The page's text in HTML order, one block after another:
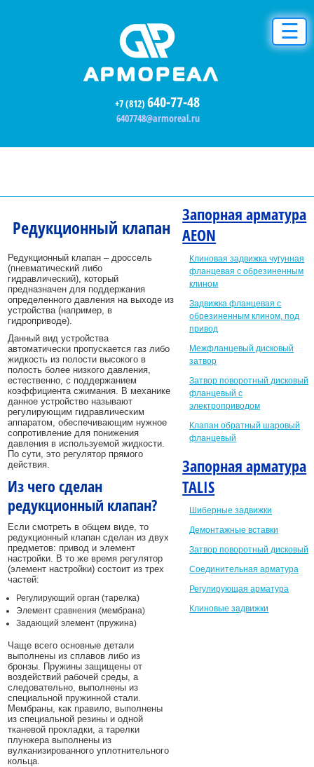
☰
+7 (812) 640-77-48
6407748@armoreal.ru
Редукционный клапан
Редукционный клапан – дроссель
(пневматический либо
гидравлический), который
предназначен для поддержания
определенного давления на выходе из
устройства (например, в
гидроприводе).
Данный вид устройства
автоматически пропускается газ либо
жидкость из полости высокого в
полость более низкого давления,
естественно, с поддержанием
коэффициента сжимания. В механике
данное устройство называют
регулирующим гидравлическим
аппаратом, обеспечивающим нужное
сопротивление для понижения
давления в используемой жидкости.
По сути, это регулятор прямого
действия.
Из чего сделан
редукционный клапан?
Если смотреть в общем виде, то
редукционный клапан сделан из двух
предметов: привод и элемент
настройки. В то же время регулятор
(элемент настройки) состоит из трех
частей:
Регулирующий орган (тарелка)
Элемент сравнения (мембрана)
Задающий элемент (пружина)
Чаще всего основные детали
выполнены из сплавов либо из
бронзы. Пружины защищены от
воздействий рабочей среды, а
следовательно, выполнены из
специальной пружинной стали.
Мембраны, как правило, выполнены
из специальной резины и одной
тканевой прокладки, а тарелки
плунжера выполнены из
вулканизированного уплотнительного
кольца.
Запорная арматура
AEON
Клиновая задвижка чугунная
фланцевая с обрезиненным
клином
Задвижка фланцевая с
обрезиненным клином, под
привод
Межфланцевый дисковый
затвор
Затвор поворотный дисковый
фланцевый с
электроприводом
Клапан обратный шаровый
фланцевый
Запорная арматура
TALIS
Шиберные задвижки
Демонтажные вставки
Затвор поворотный дисковый
Соединительная арматура
Регулирующая арматура
Клиновые задвижки